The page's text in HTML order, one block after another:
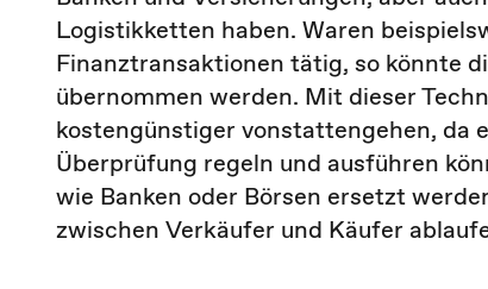
Logistikketten haben. Waren
Finanztransaktionen tätig, so könnte
übernommen werden. Mit dieser
kostengünstiger vonstattengehen, da
Überprüfung regeln und ausführen
wie Banken oder Börsen ersetzt
zwischen Verkäufer und Käufer